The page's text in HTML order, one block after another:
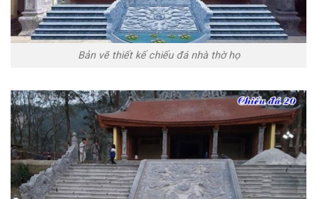
Bản vẽ thiết kế chiếu đá nhà thờ họ